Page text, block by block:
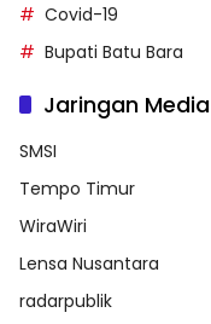
Covid-19
Bupati Batu Bara
Jaringan Media
SMSI
Tempo Timur
WiraWiri
Lensa Nusantara
radarpublik